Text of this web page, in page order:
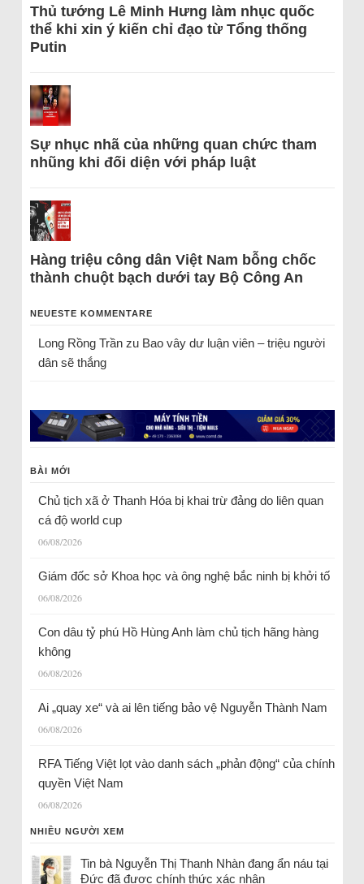
Thủ tướng Lê Minh Hưng làm nhục quốc
thể khi xin ý kiến chỉ đạo từ Tổng thống
Putin
Sự nhục nhã của những quan chức tham
nhũng khi đối diện với pháp luật
Hàng triệu công dân Việt Nam bỗng chốc
thành chuột bạch dưới tay Bộ Công An
NEUESTE KOMMENTARE
Long Rồng Trầnzu Bao vây dư luận viên – triệu người
dân sẽ thắng
BÀI MỚI
Chủ tịch xã ở Thanh Hóa bị khai trừ đảng do liên quan
cá độ world cup
06/08/2026
Giám đốc sở Khoa học và ông nghệ bắc ninh bị khởi tố
06/08/2026
Con dâu tỷ phú Hồ Hùng Anh làm chủ tịch hãng hàng
không
06/08/2026
Ai „quay xe“ và ai lên tiếng bảo vệ Nguyễn Thành Nam
06/08/2026
RFA Tiếng Việt lọt vào danh sách „phản động“ của chính
quyền Việt Nam
06/08/2026
NHIỀU NGƯỜI XEM
Tin bà Nguyễn Thị Thanh Nhàn đang ẩn náu tại
Đức đã được chính thức xác nhận